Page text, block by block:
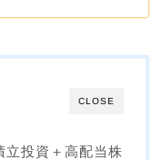
CLOSE
立投資＋高配当株